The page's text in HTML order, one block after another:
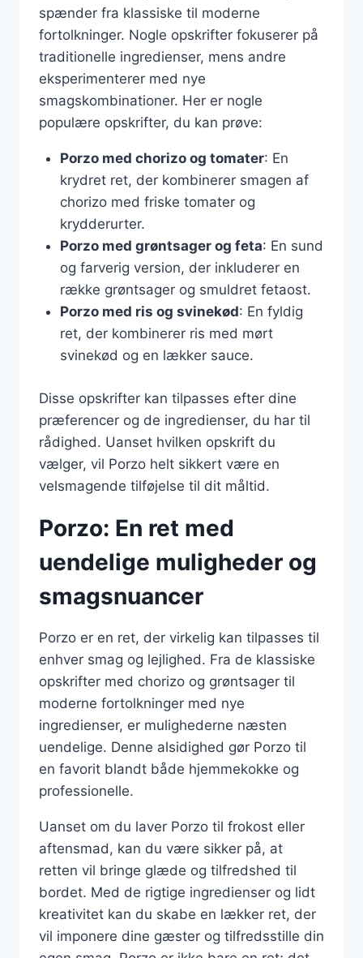
spænder fra klassiske til moderne
fortolkninger. Nogle opskrifter fokuserer på
traditionelle ingredienser, mens andre
eksperimenterer med nye
smagskombinationer. Her er nogle
populære opskrifter, du kan prøve:
Porzo med chorizo og tomater: En
krydret ret, der kombinerer smagen af
chorizo med friske tomater og
krydderurter.
Porzo med grøntsager og feta: En sund
og farverig version, der inkluderer en
række grøntsager og smuldret fetaost.
Porzo med ris og svinekød: En fyldig
ret, der kombinerer ris med mørt
svinekød og en lækker sauce.
Disse opskrifter kan tilpasses efter dine
præferencer og de ingredienser, du har til
rådighed. Uanset hvilken opskrift du
vælger, vil Porzo helt sikkert være en
velsmagende tilføjelse til dit måltid.
Porzo: En ret med
uendelige muligheder og
smagsnuancer
Porzo er en ret, der virkelig kan tilpasses til
enhver smag og lejlighed. Fra de klassiske
opskrifter med chorizo og grøntsager til
moderne fortolkninger med nye
ingredienser, er mulighederne næsten
uendelige. Denne alsidighed gør Porzo til
en favorit blandt både hjemmekokke og
professionelle.
Uanset om du laver Porzo til frokost eller
aftensmad, kan du være sikker på, at
retten vil bringe glæde og tilfredshed til
bordet. Med de rigtige ingredienser og lidt
kreativitet kan du skabe en lækker ret, der
vil imponere dine gæster og tilfredsstille din